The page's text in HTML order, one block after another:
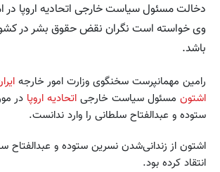
دخالت مسئول سیاست خارجی اتحادیه اروپا در
وی خواسته است نگران نقض حقوق بشر در
باشد.
رامین مهمانپرست سخنگوی وزارت امور خارجه
اشتون مسئول سیاست خارجی اتحادیه اروپا در
ستوده و عبدالفتاح سلطانی را وارد ندانست.
اشتون از زندانی‌شدن نسرین ستوده و عبدالفتاح
انتقاد کرده بود.